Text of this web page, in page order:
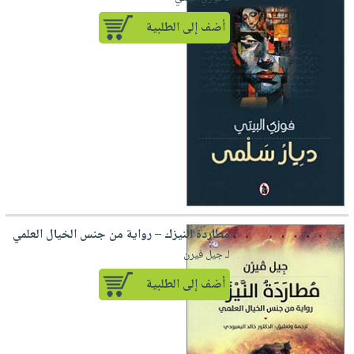
أضف إلى الطلبية
مطاردة النيزك – رواية من جنس الخيال العلمي
لـ جيل فيرن
أضف إلى الطلبية